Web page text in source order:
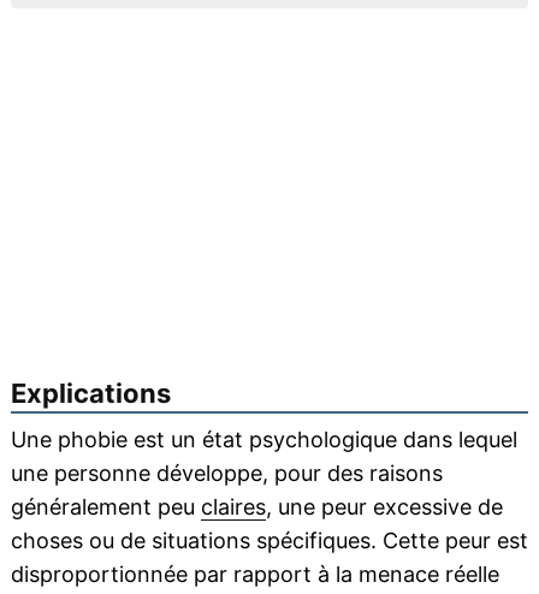
Explications
Une phobie est un état psychologique dans lequel
une personne développe, pour des raisons
généralement peu claires, une peur excessive de
choses ou de situations spécifiques. Cette peur est
disproportionnée par rapport à la menace réelle